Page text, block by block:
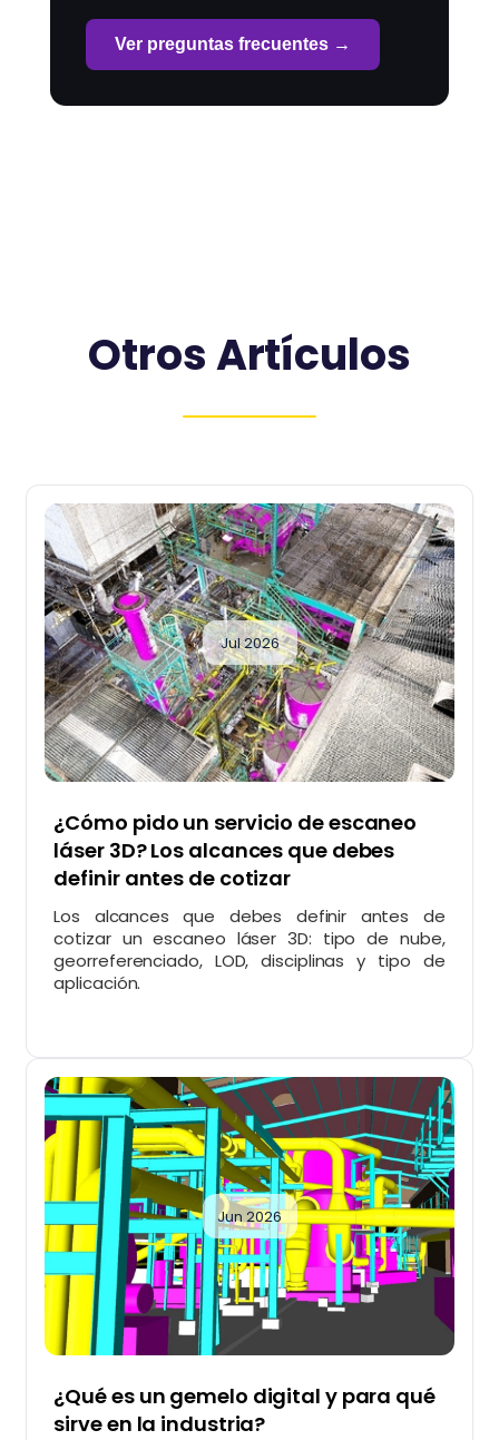
Ver preguntas frecuentes →
Otros Artículos
Jul 2026
¿Cómo pido un servicio de escaneo
láser 3D? Los alcances que debes
definir antes de cotizar
Los alcances que debes definir antes de
cotizar un escaneo láser 3D: tipo de nube,
georreferenciado, LOD, disciplinas y tipo de
aplicación.
Jun 2026
¿Qué es un gemelo digital y para qué
sirve en la industria?